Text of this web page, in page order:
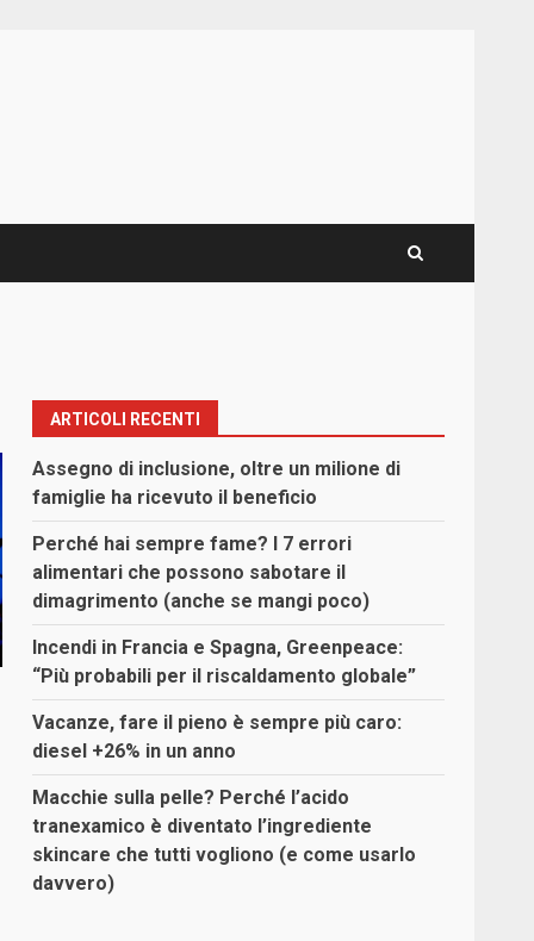
ARTICOLI RECENTI
Assegno di inclusione, oltre un milione di
famiglie ha ricevuto il beneficio
Perché hai sempre fame? I 7 errori
alimentari che possono sabotare il
dimagrimento (anche se mangi poco)
Incendi in Francia e Spagna, Greenpeace:
“Più probabili per il riscaldamento globale”
Vacanze, fare il pieno è sempre più caro:
diesel +26% in un anno
Macchie sulla pelle? Perché l’acido
tranexamico è diventato l’ingrediente
skincare che tutti vogliono (e come usarlo
davvero)